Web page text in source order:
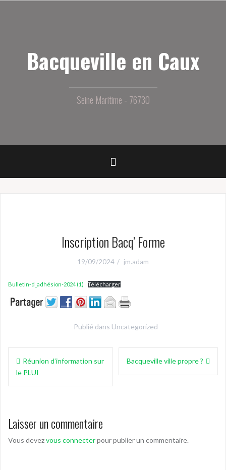
Bacqueville en Caux
Seine Maritime - 76730
Inscription Bacq’ Forme
19/09/2024 jm.adam
Bulletin-d_adhésion-2024 (1) Télécharger
Publié dans Uncategorized
Navigation
de Réunion d’information sur
le PLUI
Bacqueville ville propre ?
Laisser un commentaire
Vous devezvous connecterpour publier un commentaire.